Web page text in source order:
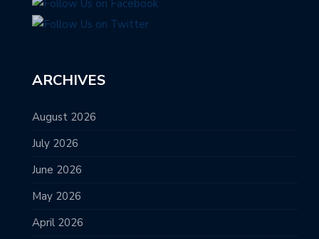
ARCHIVES
August 2026
July 2026
June 2026
May 2026
April 2026